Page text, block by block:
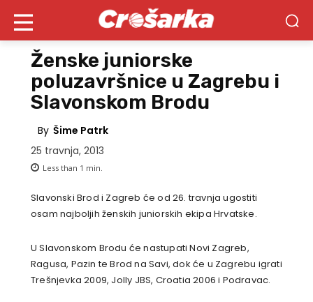
Ženske juniorske
poluzavršnice u Zagrebu i
Slavonskom Brodu
By Šime Patrk
25 travnja, 2013
Less than 1 min.
Slavonski Brod i Zagreb će od 26. travnja ugostiti
osam najboljih ženskih juniorskih ekipa Hrvatske.
U Slavonskom Brodu će nastupati Novi Zagreb,
Ragusa, Pazin te Brod na Savi, dok će u Zagrebu igrati
Trešnjevka 2009, Jolly JBS, Croatia 2006 i Podravac.